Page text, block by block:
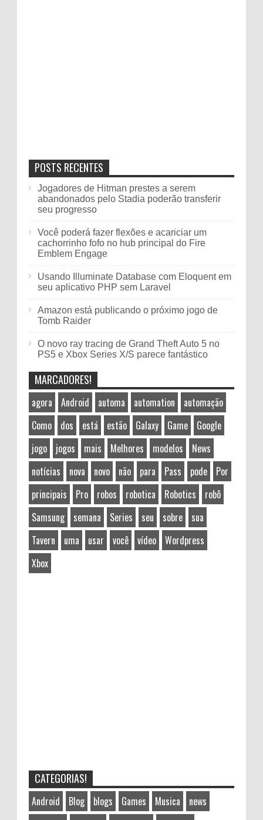
POSTS RECENTES
Jogadores de Hitman prestes a serem
abandonados pelo Stadia poderão transferir
seu progresso
Você poderá fazer flexões e acariciar um
cachorrinho fofo no hub principal do Fire
Emblem Engage
Usando Illuminate Database com Eloquent em
seu aplicativo PHP sem Laravel
Amazon está publicando o próximo jogo de
Tomb Raider
O novo ray tracing de Grand Theft Auto 5 no
PS5 e Xbox Series X/S parece fantástico
MARCADORES!
agora Android automa automation
automação
Como
dos está estão Galaxy Game
Google
jogo
jogos mais Melhores modelos
News
notícias
nova novo não para Pass pode
Por
principais
Pro robos robotica Robotics
robô
Samsung
semana Series seu sobre
sua
Tavern
uma usar você vídeo
Wordpress
Xbox
CATEGORIAS!
Android Blog blogs Games Musica
news